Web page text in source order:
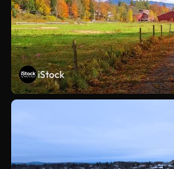
iStock